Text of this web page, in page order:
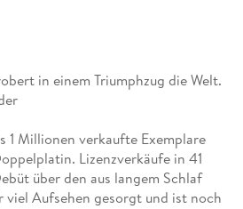
in einem Triumphzug die Welt.
1 Millionen verkaufte Exemplare
Lizenzverkäufe in 41
über den aus langem Schlaf
Aufsehen gesorgt und ist noch